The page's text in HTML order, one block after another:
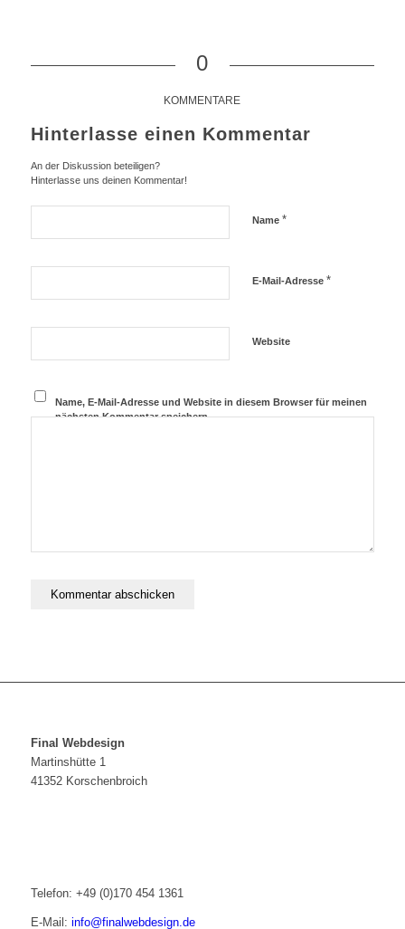
0
KOMMENTARE
Hinterlasse einen Kommentar
An der Diskussion beteiligen?
Hinterlasse uns deinen Kommentar!
Name *
E-Mail-Adresse *
Website
Name, E-Mail-Adresse und Website in diesem Browser für meinen
nächsten Kommentar speichern.
Final Webdesign
Martinshütte 1
41352 Korschenbroich
Telefon: +49 (0)170 454 1361
E-Mail: info@finalwebdesign.de